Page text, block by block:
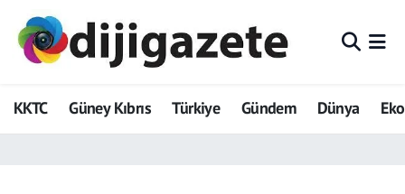
KKTC Güney Kıbrıs Türkiye Gündem Dünya
ADVERTORIAL
Dijigazete
Hava Durumu
Trafik Durumu